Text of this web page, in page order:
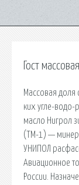
Гост
Массовая доля
ких угле-
масло Нигрол
(ТМ-1) —
УНИПОЛ
Авиационное
России.